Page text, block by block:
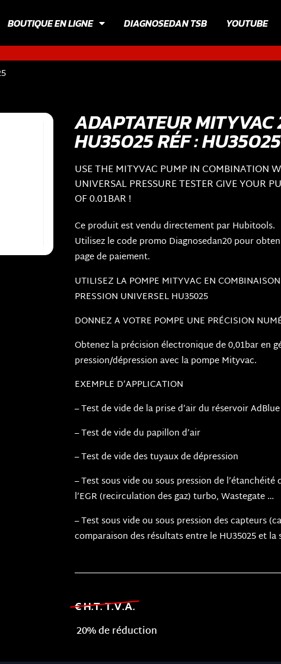
BOUTIQUE EN LIGNE DIAGNOSEDAN TSB YOUTUBE
ADAPTATEUR MITYVAC
HU35025 RÉF :
USE THE MITYVAC PUMP IN COMBINATION
UNIVERSAL PRESSURE TESTER GIVE YOUR
OF 0.01BAR !
Ce produit est vendu directement par Hubitools.
Utilisez le code promo Diagnosedan20 pour
page de paiement.
UTILISEZ LA POMPE MITYVAC EN
PRESSION UNIVERSEL HU35025
DONNEZ A VOTRE POMPE UNE PRÉCISION
Obtenez la précision électronique de 0,01bar en
pression/dépression avec la pompe Mityvac.
EXEMPLE D’APPLICATION
– Test de vide de la prise d’air du réservoir AdBlue
– Test de vide du papillon d’air
– Test de vide des tuyaux de dépression
– Test sous vide ou sous pression de
l’EGR (recirculation des gaz) turbo, Wastegate …
– Test sous vide ou sous pression des capteurs
comparaison des résultats entre le HU35025 et la
€ H.T. T.V.A.
20% de réduction